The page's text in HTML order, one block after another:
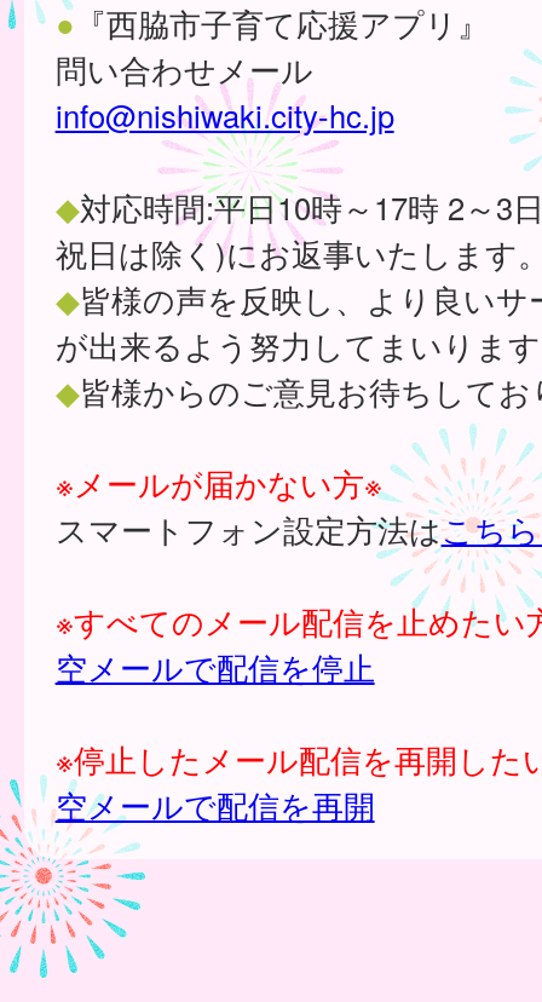
● 『西脇市子育て応援アプリ』
問い合わせメール
info@nishiwaki.city-hc.jp
◆対応時間:平日10時～17時 2～3
祝日は除く)にお返事いたします
◆皆様の声を反映し、より良いサ
が出来るよう努力してまいりま
◆皆様からのご意見お待ちしてお
※メールが届かない方※
スマートフォン設定方法はこち
※すべてのメール配信を止めたい
空メールで配信を停止
※停止したメール配信を再開した
空メールで配信を再開